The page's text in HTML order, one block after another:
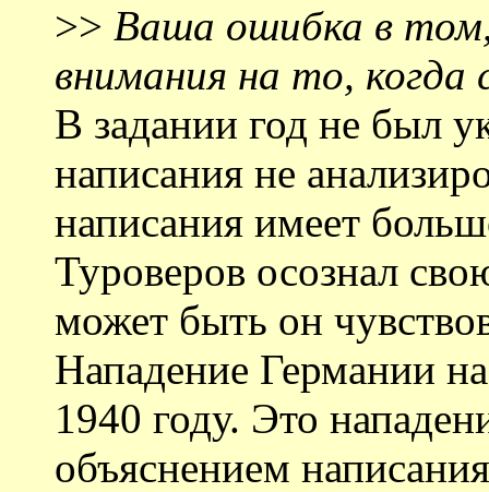
>> Ваша ошибка в
внимания на то, когда
В задании год не был
написания не
написания имеет
Туроверов осознал
может быть он
Нападение Германии
1940 году. Это
объяснением